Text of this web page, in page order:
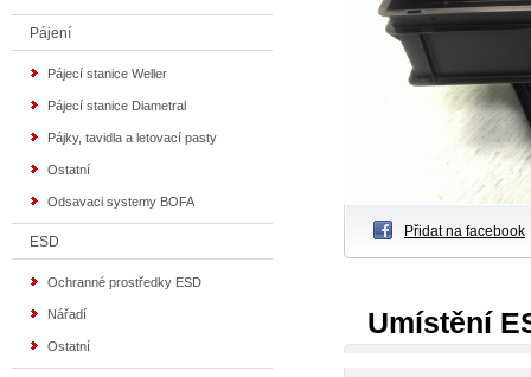
Pájení
Pájecí stanice Weller
Pájecí stanice Diametral
Pájky, tavidla a letovací pasty
Ostatní
Odsavaci systemy BOFA
ESD
Ochranné prostředky ESD
Nářadí
Ostatní
Přidat na facebook
Umístění